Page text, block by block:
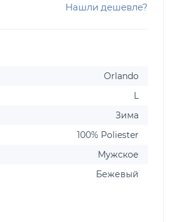
Нашли дешевле?
Orlando
L
Зима
100% Poliester
Мужское
Бежевый